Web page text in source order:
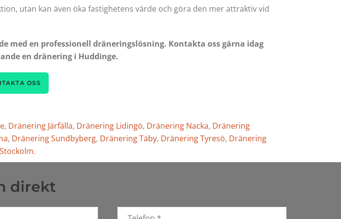
utan kan även öka fastighetens värde och göra den mer attraktiv vid
med en professionell dräneringslösning. Kontakta oss gärna idag
en dränering i Huddinge.
OSS
, Dränering Järfälla, Dränering Lidingö, Dränering Nacka, Dränering
, Dränering Sundbyberg, Dränering Täby, Dränering Tyresö, Dränering
.
direkt